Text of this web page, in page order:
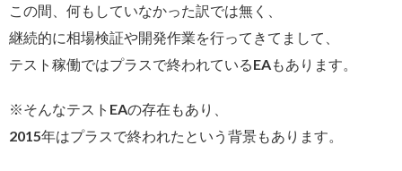
この間、何もしていなかった訳では無く、
継続的に相場検証や開発作業を行ってきてまして、
テスト稼働ではプラスで終われているEAもあります。
※そんなテストEAの存在もあり、
2015年はプラスで終われたという背景もあります。